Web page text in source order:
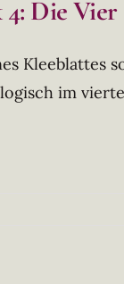
Die
Kleeblattes
im